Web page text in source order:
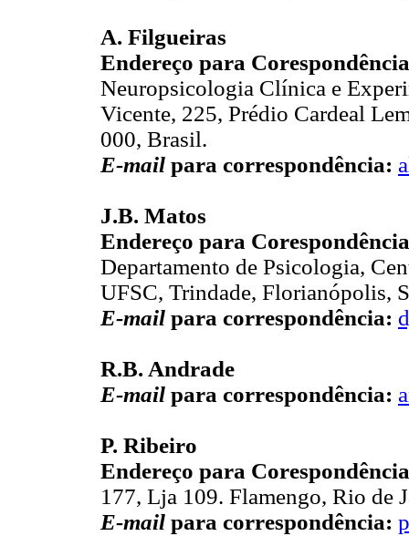
A. Filgueiras
Endereço para
Neuropsicologia Clínica e
Vicente, 225, Prédio Cardeal
000, Brasil.
E-mail para correspondência:
J.B. Matos
Endereço para
Departamento de Psicologia,
UFSC, Trindade, Florianópolis,
E-mail para correspondência:
R.B. Andrade
E-mail para correspondência:
P. Ribeiro
Endereço para
177, Lja 109. Flamengo, Rio de
E-mail para correspondência: